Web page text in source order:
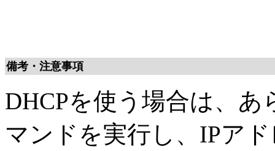
備考・注意事項
DHCPを使う場合は、あ
マンドを実行し、IPア